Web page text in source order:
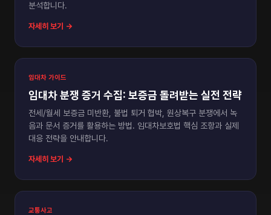
분석합니다.
자세히 보기 →
임대차 가이드
임대차 분쟁 증거 수집: 보증금 돌려받는 실전 전략
전세/월세 보증금 미반환, 불법 퇴거 협박, 원상복구 분쟁에서 녹
음과 문서 증거를 활용하는 방법. 임대차보호법 핵심 조항과 실제
대응 전략을 안내합니다.
자세히 보기 →
교통사고